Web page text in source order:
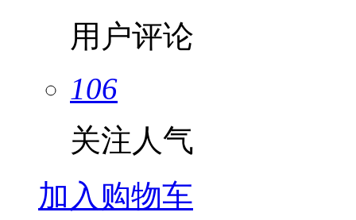
用户评论
106
关注人气
加入购物车